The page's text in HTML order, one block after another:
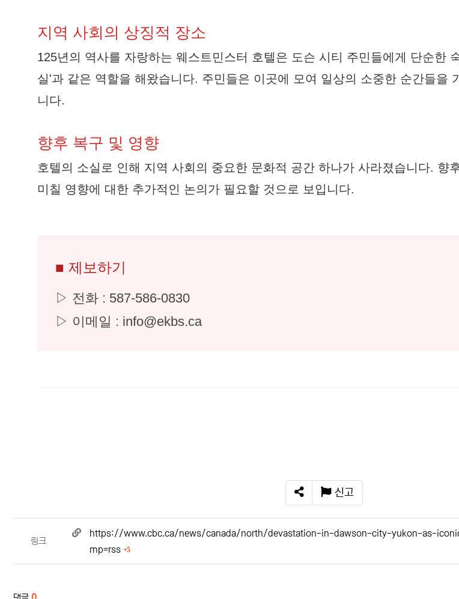
지역 사회의 상징적 장소
125년의 역사를 자랑하는 웨스트민스터 호텔은 도슨 시티 주민들에게 단순한
실'과 같은 역할을 해왔습니다. 주민들은 이곳에 모여 일상의 소중한 순간들을
니다.
향후 복구 및 영향
호텔의 소실로 인해 지역 사회의 중요한 문화적 공간 하나가 사라졌습니다. 향
미칠 영향에 대한 추가적인 논의가 필요할 것으로 보입니다.
■ 제보하기
▷ 전화 : 587-586-0830
▷ 이메일 : info@ekbs.ca
SNS 공유
신고
링크
https://www.cbc.ca/news/canada/north/devastation-in-dawson-city-yukon-as-
mp=rss
5회 연결